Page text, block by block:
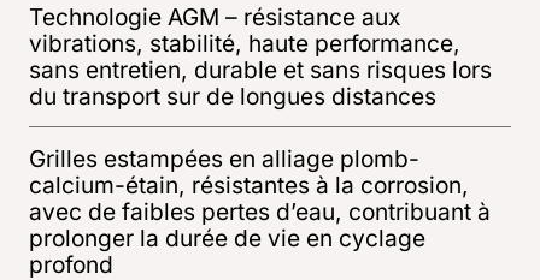
Technologie AGM – résistance aux
vibrations, stabilité, haute performance,
sans entretien, durable et sans risques lors
du transport sur de longues distances
Grilles estampées en alliage plomb-
calcium-étain, résistantes à la corrosion,
avec de faibles pertes d’eau, contribuant à
prolonger la durée de vie en cyclage
profond